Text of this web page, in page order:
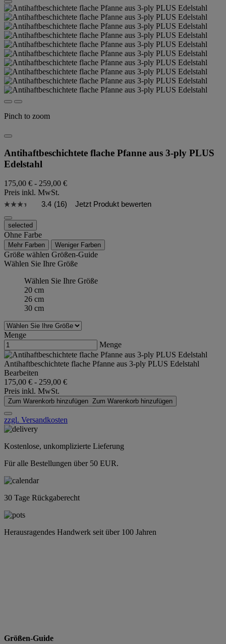
Pinch to zoom
Antihaftbeschichtete flache Pfanne aus 3-ply PLUS
Edelstahl
175,00 € - 259,00 €
Preis inkl. MwSt.
3.4 (16) Jetzt Produkt bewerten
selected
Ohne Farbe
Mehr Farben Weniger Farben
Größe wählen Größen-Guide
Wählen Sie Ihre Größe
Wählen Sie Ihre Größe
20 cm
26 cm
30 cm
Menge
Menge
Antihaftbeschichtete flache Pfanne aus 3-ply PLUS Edelstahl
Bearbeiten
175,00 € - 259,00 €
Preis inkl. MwSt.
Zum Warenkorb hinzufügen Zum Warenkorb hinzufügen
zzgl. Versandkosten
Kostenlose, unkomplizierte Lieferung
Für alle Bestellungen über 50 EUR.
30 Tage Rückgaberecht
Herausragendes Handwerk seit über 100 Jahren
Größen-Guide